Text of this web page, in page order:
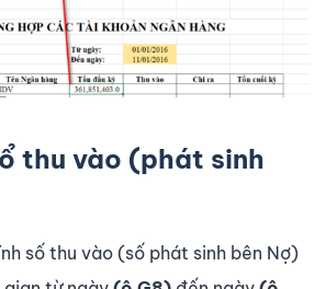
thu vào (phát sinh
số thu vào (số phát sinh bên Nợ)